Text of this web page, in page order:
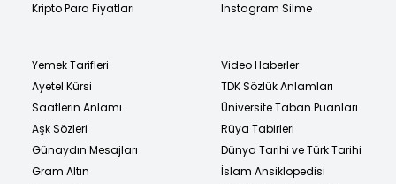
Kripto Para Fiyatları
Instagram Silme
Yemek Tarifleri
Ayetel Kürsi
Saatlerin Anlamı
Aşk Sözleri
Günaydın Mesajları
Gram Altın
Video Haberler
TDK Sözlük Anlamları
Üniversite Taban Puanları
Rüya Tabirleri
Dünya Tarihi ve Türk Tarihi
İslam Ansiklopedisi